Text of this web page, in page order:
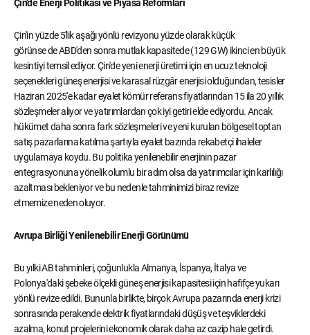
Çin’de Enerji Politikası ve Piyasa Reformları
Çin'in yüzde 5'lik aşağı yönlü revizyonu yüzde olarak küçük
görünse de ABD'den sonra mutlak kapasitede (129 GW) ikinci en büyük
kesintiyi temsil ediyor. Çin'de yeni enerji üretimi için en ucuz teknoloji
seçenekleri güneş enerjisi ve karasal rüzgâr enerjisi olduğundan, tesisler
Haziran 2025'e kadar eyalet kömür referans fiyatlarından 15 ila 20 yıllık
sözleşmeler alıyor ve yatırımlardan çok iyi getiri elde ediyordu. Ancak
hükümet daha sonra fark sözleşmeleri ve yeni kurulan bölgesel toptan
satış pazarlarına katılma şartıyla eyalet bazında rekabetçi ihaleler
uygulamaya koydu. Bu politika yenilenebilir enerjinin pazar
entegrasyonuna yönelik olumlu bir adım olsa da yatırımcılar için karlılığı
azaltması bekleniyor ve bu nedenle tahminimizi biraz revize
etmemize neden oluyor.
Avrupa Birliği Yenilenebilir Enerji Görünümü
Bu yılki AB tahminleri, çoğunlukla Almanya, İspanya, İtalya ve
Polonya'daki şebeke ölçekli güneş enerjisi kapasitesi için hafifçe yukarı
yönlü revize edildi. Bununla birlikte, birçok Avrupa pazarında enerji krizi
sonrasında perakende elektrik fiyatlarındaki düşüş ve teşviklerdeki
azalma, konut projelerini ekonomik olarak daha az cazip hale getirdi.